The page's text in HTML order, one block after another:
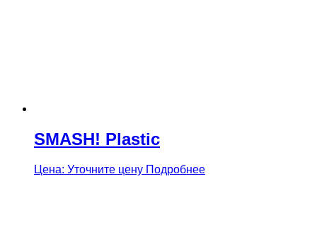
SMASH! Plastic
Цена: Уточните цену Подробнее